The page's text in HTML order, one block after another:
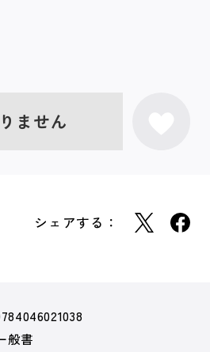
ません
シェアする：
般書